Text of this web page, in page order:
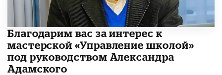
Благодарим вас за интерес к
мастерской «Управление школой»
под руководством Александра
Адамского